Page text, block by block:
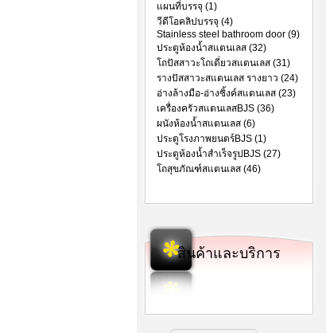
แผนที่บรรจุ (1)
วีดีโอคลิปบรรจุ (4)
Stainless steel bathroom door (9)
ประตูห้องน้ำสแตนเลส (32)
โถปัสสาวะโถเดี่ยวสแตนเลส (31)
รางปัสสาวะสแตนเลส รางยาว (24)
อ่างล้างมือ-อ่างซิ้งค์สแตนเลส (23)
เครื่องครัวสแตนเลสBJS (36)
ผนังห้องน้ำสแตนเลส (6)
ประตูโรงภาพยนตร์BJS (1)
ประตูห้องน้ำสำเร็จรูปBJS (27)
โถสุขภัณฑ์สแตนเลส (46)
สินค้าและบริการ